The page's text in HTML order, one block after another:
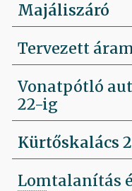
Majáliszáró
Tervezett
Vonatpótló
22-ig
Kürtőskalács
Lomtalanítás